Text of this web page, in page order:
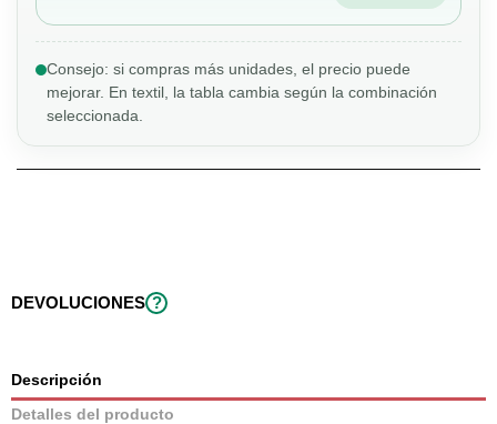
Consejo: si compras más unidades, el precio puede
mejorar. En textil, la tabla cambia según la combinación
seleccionada.
DEVOLUCIONES ?
Descripción
Detalles del producto